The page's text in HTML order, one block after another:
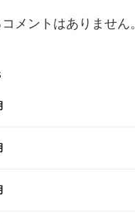
メントはありません。